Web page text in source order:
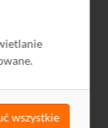
wszystkie